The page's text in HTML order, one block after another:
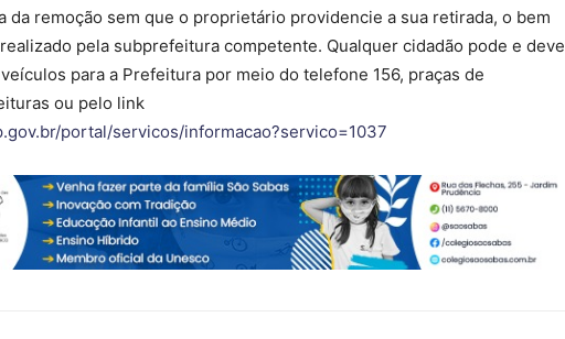
da remoção sem que o proprietário providencie a sua retirada, o bem
pela subprefeitura competente. Qualquer cidadão pode e deve
para a Prefeitura por meio do telefone 156, praças de
ou pelo link
portal/servicos/informacao?servico=1037